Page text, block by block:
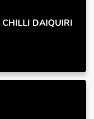
CHILLI DAIQUIRI